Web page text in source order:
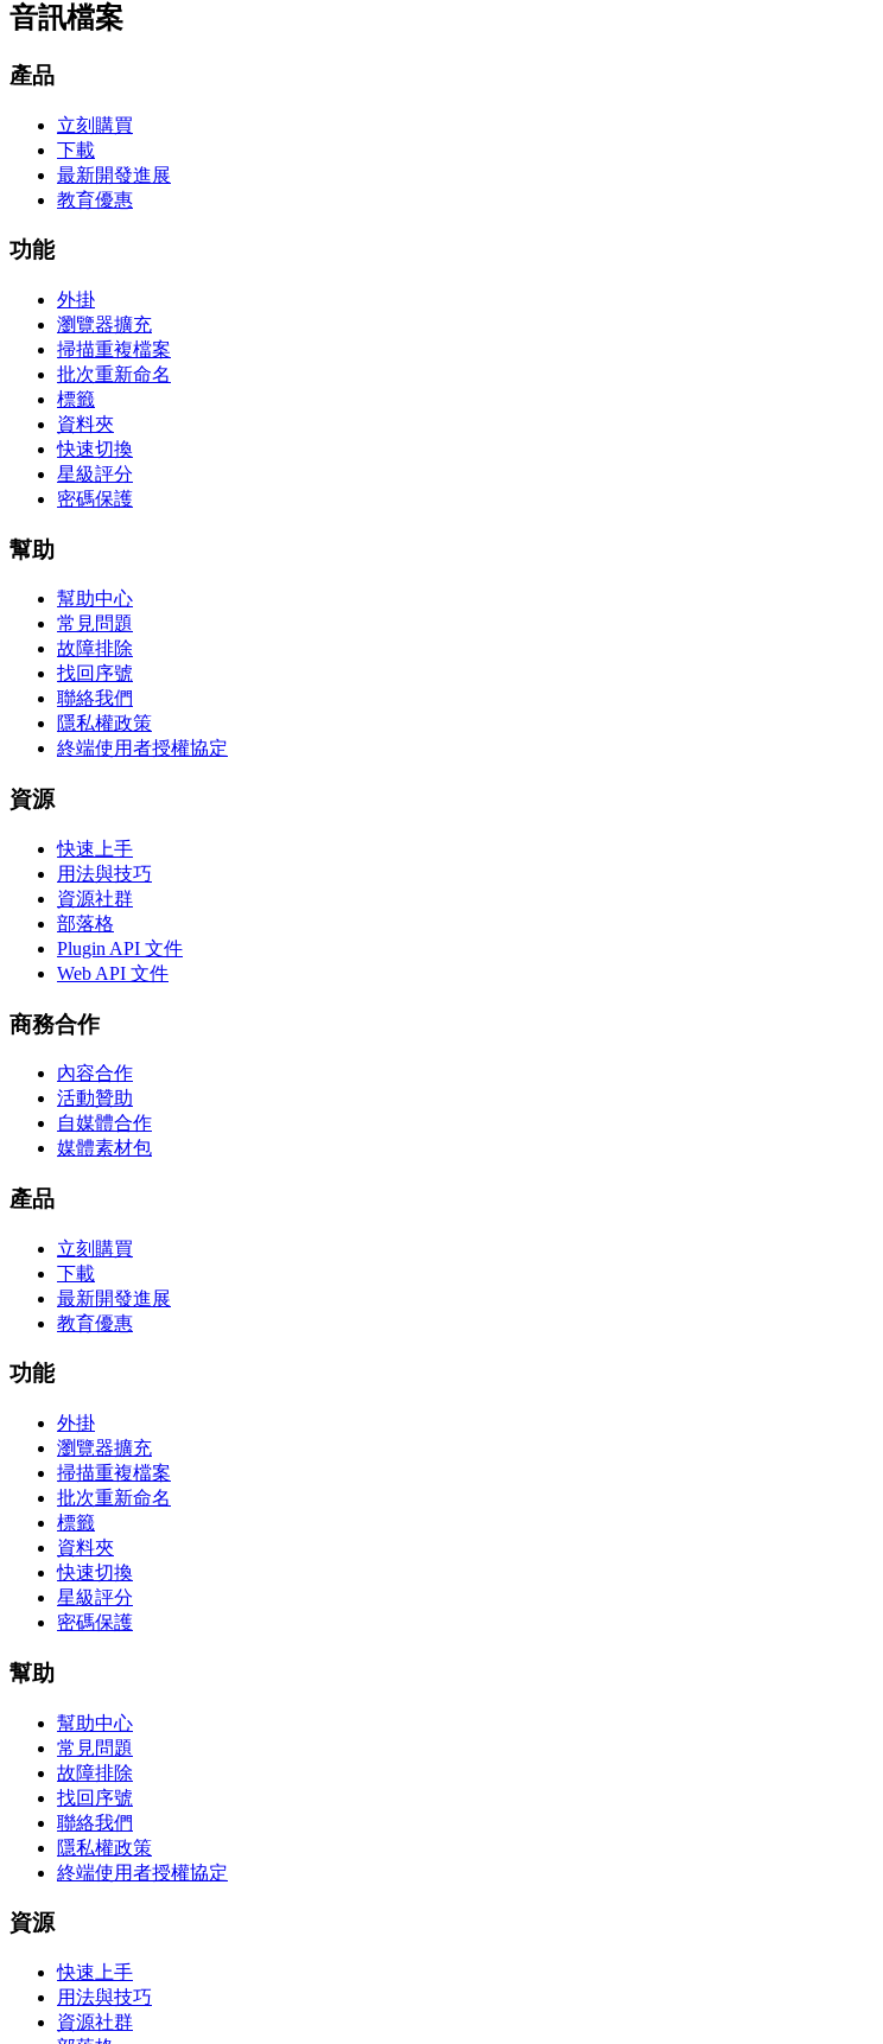
音訊檔案
產品
立刻購買
下載
最新開發進展
教育優惠
功能
外掛
瀏覽器擴充
掃描重複檔案
批次重新命名
標籤
資料夾
快速切換
星級評分
密碼保護
幫助
幫助中心
常見問題
故障排除
找回序號
聯絡我們
隱私權政策
終端使用者授權協定
資源
快速上手
用法與技巧
資源社群
部落格
Plugin API 文件
Web API 文件
商務合作
內容合作
活動贊助
自媒體合作
媒體素材包
產品
立刻購買
下載
最新開發進展
教育優惠
功能
外掛
瀏覽器擴充
掃描重複檔案
批次重新命名
標籤
資料夾
快速切換
星級評分
密碼保護
幫助
幫助中心
常見問題
故障排除
找回序號
聯絡我們
隱私權政策
終端使用者授權協定
資源
快速上手
用法與技巧
資源社群